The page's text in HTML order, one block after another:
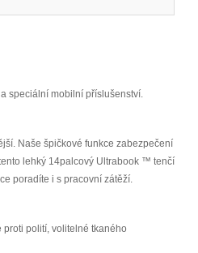
speciální mobilní příslušenství.
Naše špičkové funkce zabezpečení
lehký 14palcový Ultrabook ™ tenčí
poradíte i s pracovní zátěží.
polití, volitelné tkaného